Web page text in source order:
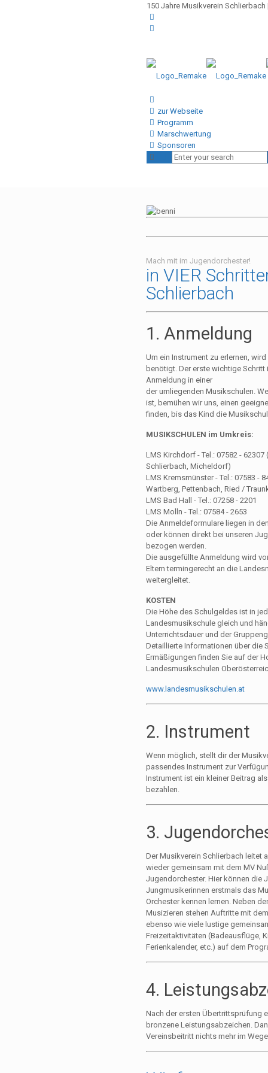
150 Jahre Musikverein
zur Webseite
Programm
Marschwertung
Sponsoren
Mach mit im Jugendorchester!
in VIER
Schlierbach
1. Anmeldung
Um ein Instrument zu erlernen,
benötigt. Der erste wichtige Schritt
Anmeldung in einer
der umliegenden Musikschulen.
ist, bemühen wir uns, einen
finden, bis das Kind die
MUSIKSCHULEN im Umkreis:
LMS Kirchdorf - Tel.: 07582 -
Schlierbach, Micheldorf)
LMS Kremsmünster - Tel.: 07583 -
Wartberg, Pettenbach, Ried /
LMS Bad Hall - Tel.: 07258 - 2201
LMS Molln - Tel.: 07584 - 2653
Die Anmeldeformulare liegen in
oder können direkt bei unseren
bezogen werden.
Die ausgefüllte Anmeldung wird
Eltern termingerecht an die
weitergleitet.
KOSTEN
Die Höhe des Schulgeldes ist in
Landesmusikschule gleich und
Unterrichtsdauer und der
Detaillierte Informationen über die
Ermäßigungen finden Sie auf der
Landesmusikschulen
www.landesmusikschulen.at
2. Instrument
Wenn möglich, stellt dir der
passendes Instrument zur
Instrument ist ein kleiner Beitrag
bezahlen.
3.
Der Musikverein Schlierbach leitet
wieder gemeinsam mit dem MV
Jugendorchester. Hier können die
Jungmusikerinnen erstmals das
Orchester kennen lernen. Neben
Musizieren stehen Auftritte mit
ebenso wie viele lustige
Freizeitaktivitäten (Badeausflüge,
Ferienkalender, etc.) auf dem
4.
Nach der ersten Übertrittsprüfung
bronzene Leistungsabzeichen.
Vereinsbeitritt nichts mehr im